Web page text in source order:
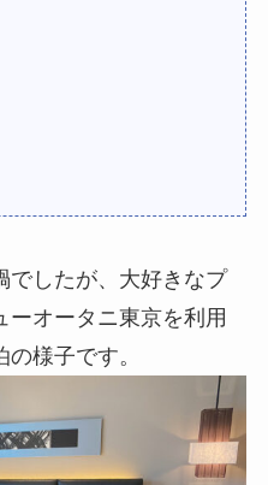
でしたが、大好きなプ
ーオータニ東京を利用
様子です。